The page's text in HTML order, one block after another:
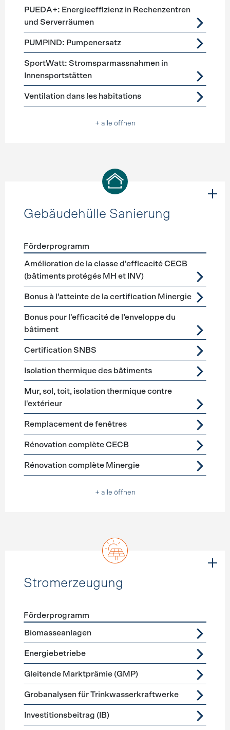
PUEDA+: Energieeffizienz in Rechenzentren
und Serverräumen
PUMPIND: Pumpenersatz
SportWatt: Stromsparmassnahmen in
Innensportstätten
Ventilation dans les habitations
+ alle öffnen
Gebäudehülle Sanierung
Förderprogramme Gebäudehülle Sanierung
Förderprogramm
Amélioration de la classe d'efficacité CECB
(bâtiments protégés MH et INV)
Bonus à l’atteinte de la certification Minergie
Bonus pour l'efficacité de l’enveloppe du
bâtiment
Certification SNBS
Isolation thermique des bâtiments
Mur, sol, toit, isolation thermique contre
l'extérieur
Remplacement de fenêtres
Rénovation complète CECB
Rénovation complète Minergie
+ alle öffnen
Stromerzeugung
Förderprogramme
Förderprogramm
Biomasseanlagen
Energiebetriebe
Gleitende Marktprämie (GMP)
Grobanalysen für Trinkwasserkraftwerke
Investitionsbeitrag (IB)